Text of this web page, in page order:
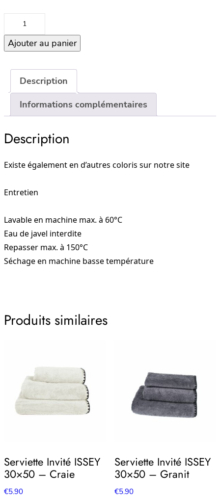
quantité
Torchon
MOCACCINO
Ajouter au panier
Description
Informations complémentaires
Description
Existe également en d’autres coloris sur notre site
Entretien
Lavable en machine max. à 60°C
Eau de javel interdite
Repasser max. à 150°C
Séchage en machine basse température
Produits similaires
Serviette Invité ISSEY
30×50 – Craie
€5.90
Serviette Invité ISSEY
30×50 – Granit
€5.90